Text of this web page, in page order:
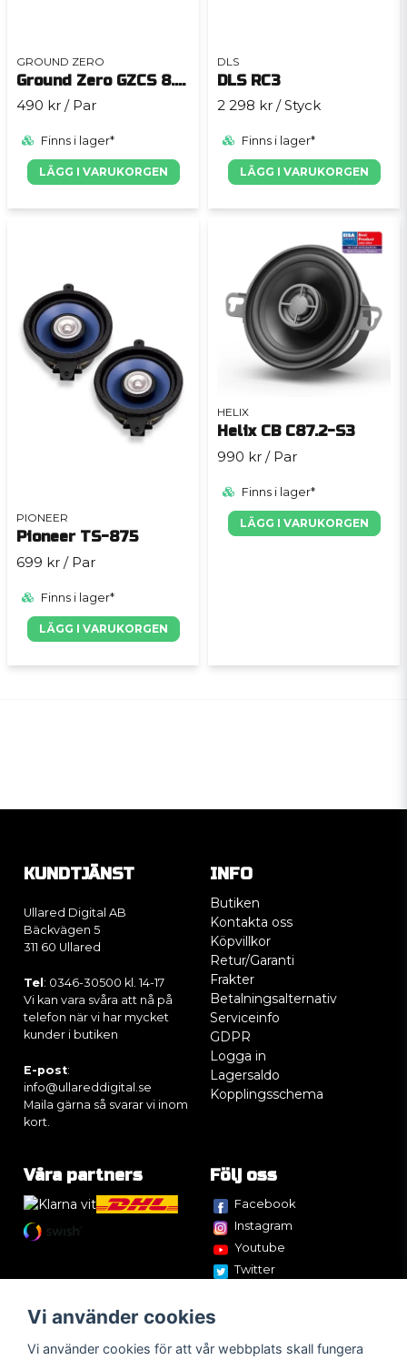
GROUND ZERO
Ground Zero GZCS 8.7CX
490 kr / Par
Finns i lager*
LÄGG I VARUKORGEN
DLS
DLS RC3
2 298 kr / Styck
Finns i lager*
LÄGG I VARUKORGEN
PIONEER
Pioneer TS-875
699 kr / Par
Finns i lager*
LÄGG I VARUKORGEN
HELIX
Helix CB C87.2-S3
990 kr / Par
Finns i lager*
LÄGG I VARUKORGEN
KUNDTJÄNST
Ullared Digital AB
Bäckvägen 5
311 60 Ullared
Tel: 0346-30500 kl. 14-17
Vi kan vara svåra att nå på
telefon när vi har mycket
kunder i butiken
E-post:
info@ullareddigital.se
Maila gärna så svarar vi inom
kort.
INFO
Butiken
Kontakta oss
Köpvillkor
Retur/Garanti
Frakter
Betalningsalternativ
Serviceinfo
GDPR
Logga in
Lagersaldo
Kopplingsschema
Våra partners Följ oss
Facebook
Instagram
Youtube
Twitter
Vi använder cookies
Vi använder cookies för att vår webbplats skall fungera